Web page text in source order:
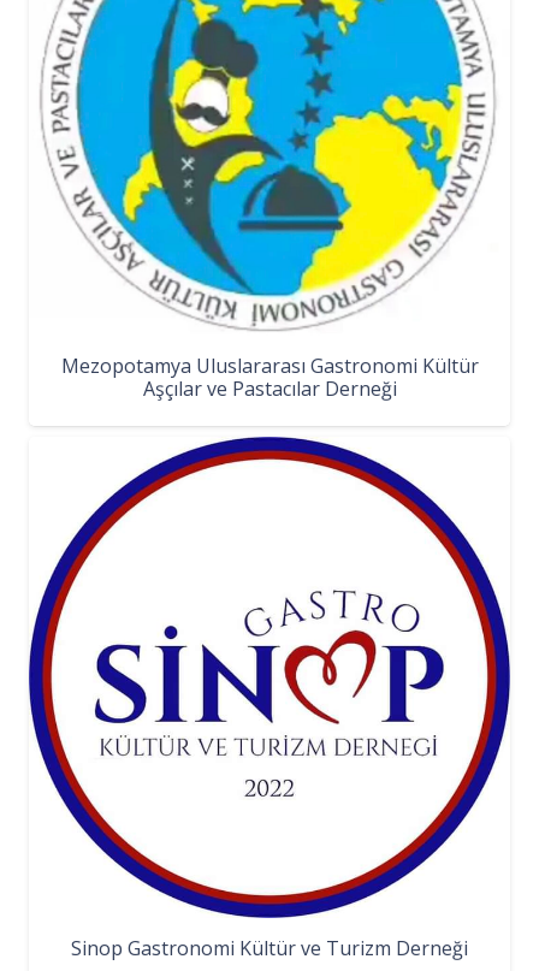
Mezopotamya Uluslararası Gastronomi Kültür
Aşçılar ve Pastacılar Derneği
Sinop Gastronomi Kültür ve Turizm Derneği